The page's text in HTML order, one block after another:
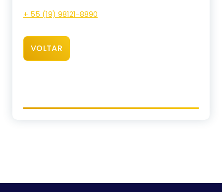
+ 55 (19) 98121-8890
VOLTAR